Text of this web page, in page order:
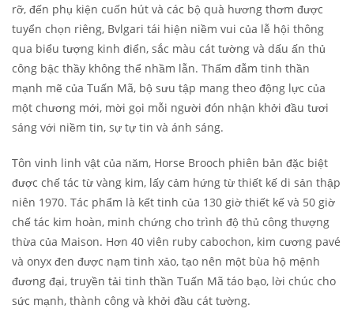
rỡ, đến phụ kiện cuốn hút và các bộ quà hương thơm được
tuyển chọn riêng, Bvlgari tái hiện niềm vui của lễ hội thông
qua biểu tượng kinh điển, sắc màu cát tường và dấu ấn thủ
công bậc thầy không thể nhầm lẫn. Thấm đẫm tinh thần
mạnh mẽ của Tuấn Mã, bộ sưu tập mang theo động lực của
một chương mới, mời gọi mỗi người đón nhận khởi đầu tươi
sáng với niềm tin, sự tự tin và ánh sáng.
Tôn vinh linh vật của năm, Horse Brooch phiên bản đặc biệt
được chế tác từ vàng kim, lấy cảm hứng từ thiết kế di sản thập
niên 1970. Tác phẩm là kết tinh của 130 giờ thiết kế và 50 giờ
chế tác kim hoàn, minh chứng cho trình độ thủ công thượng
thừa của Maison. Hơn 40 viên ruby cabochon, kim cương pavé
và onyx đen được nạm tinh xảo, tạo nên một bùa hộ mệnh
đương đại, truyền tải tinh thần Tuấn Mã táo bạo, lời chúc cho
sức mạnh, thành công và khởi đầu cát tường.